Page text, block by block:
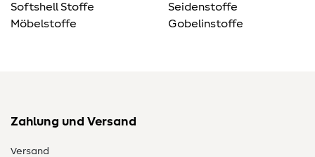
Softshell Stoffe
Möbelstoffe
Seidenstoffe
Gobelinstoffe
Zahlung und Versand
Versand